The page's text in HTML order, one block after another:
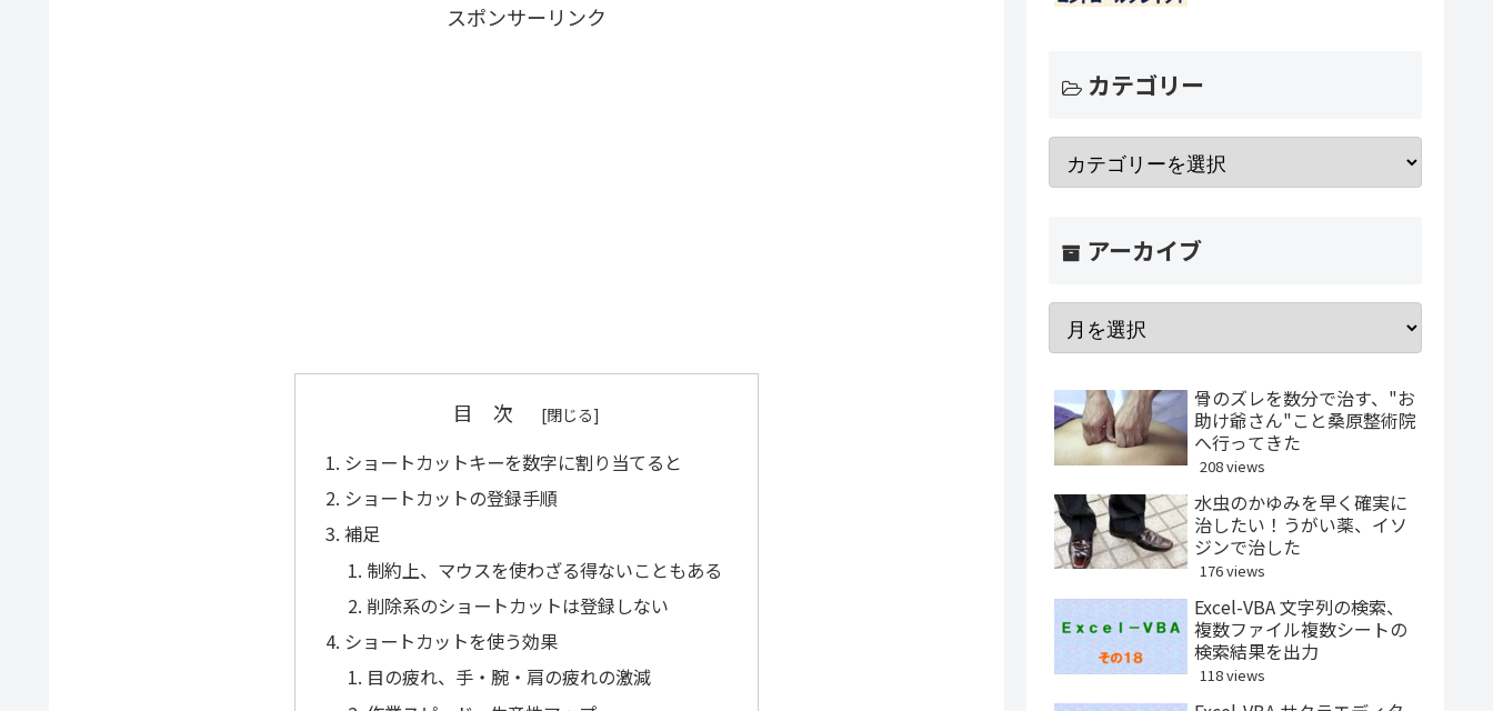
スポンサーリンク
目 次
ショートカットキーを数字に割り当てると
ショートカットの登録手順
補足
制約上、マウスを使わざる得ないこともある
削除系のショートカットは登録しない
ショートカットを使う効果
目の疲れ、手・腕・肩の疲れの激減
カテゴリー
アーカイブ
骨のズレを数分で治す、"お
助け爺さん"こと桑原整術院
へ行ってきた
208 views
水虫のかゆみを早く確実に
治したい！うがい薬、イソ
ジンで治した
176 views
Excel-VBA 文字列の検索、
複数ファイル複数シートの
検索結果を出力
118 views